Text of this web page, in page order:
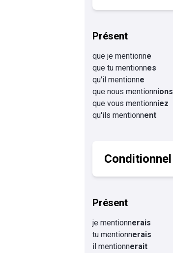
Présent
que je mentionne
que tu mentionnes
qu'il mentionne
que nous mentionnions
que vous mentionniez
qu'ils mentionnent
Conditionnel
Présent
je mentionnerais
tu mentionnerais
il mentionnerait